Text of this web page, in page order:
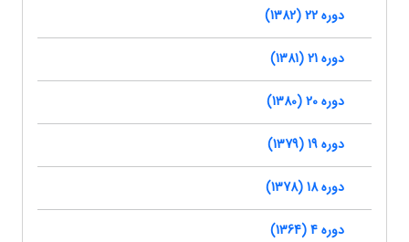
دوره 22 (1382)
دوره 21 (1381)
دوره 20 (1380)
دوره 19 (1379)
دوره 18 (1378)
دوره 4 (1364)